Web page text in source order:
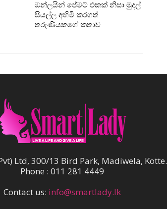
ඔන්ලයින් පේමට් එකක් නිසා මුදල්
සියල්ල අහිමි කරගත්
තරුණියකගේ කතාව
Ltd, 300/13 Bird Park, Madiwela, Kotte.
Phone : 011 281 4449
Contact us: info@smartlady.lk